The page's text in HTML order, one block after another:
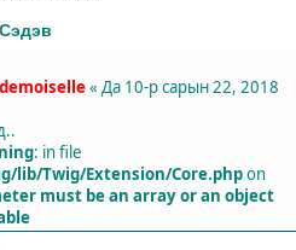
Сэдэв
« Да 10-р сарын 22, 2018
: in file
lib/Twig/Extension/Core.phpon
must be an array or an object